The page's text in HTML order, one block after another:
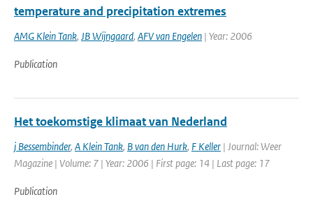
temperature and precipitation extremes
AMG Klein Tank, JB Wijngaard, AFV van Engelen | Year: 2006
Publication
Het toekomstige klimaat van Nederland
j Bessembinder, A Klein Tank, B van den Hurk, F Keller | Journal: Weer
Magazine | Volume: 7 | Year: 2006 | First page: 14 | Last page: 17
Publication